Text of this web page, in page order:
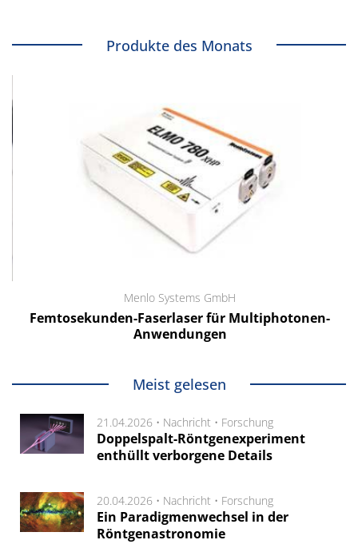
Produkte des Monats
Menlo Systems GmbH
Femtosekunden-Faserlaser für Multiphotonen-
Anwendungen
Meist gelesen
21.04.2026 • Nachricht • Forschung
Doppelspalt-Röntgenexperiment
enthüllt verborgene Details
20.04.2026 • Nachricht • Forschung
Ein Paradigmenwechsel in der
Röntgenastronomie